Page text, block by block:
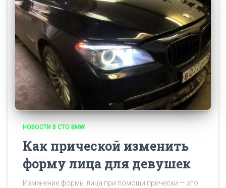
НОВОСТИ В СТО BMW
Как прической изменить
форму лица для девушек
Изменение формы лица при помощи прически — это